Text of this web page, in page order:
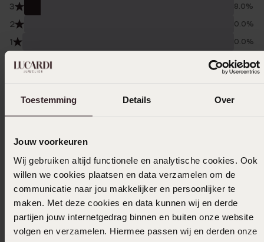
Toestemming Details Over
Jouw voorkeuren
Wij gebruiken altijd functionele en analytische cookies. Ook
willen we cookies plaatsen en data verzamelen om de
communicatie naar jou makkelijker en persoonlijker te
maken. Met deze cookies en data kunnen wij en derde
partijen jouw internetgedrag binnen en buiten onze website
volgen en verzamelen. Hiermee passen wij en derden onze
3 8.0%
2 0.0%
1 0.0%
Verzameld onder de
van
Filter
Prijs kwaliteit verhouding is goed.De
armband is wel kwetsbaar maar als je er
voorzichtig mee omgaat is het een Prima
armband.